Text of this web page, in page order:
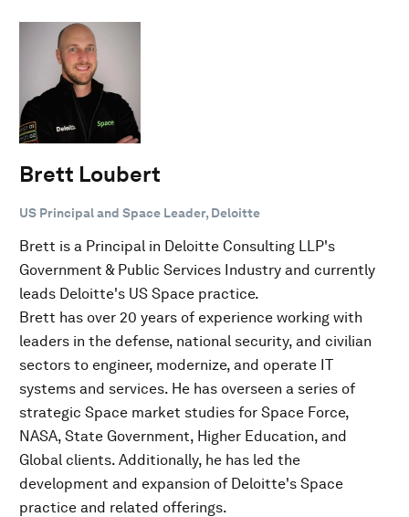
Brett Loubert
US Principal and Space Leader, Deloitte
Brett is a Principal in Deloitte Consulting LLP's
Government & Public Services Industry and currently
leads Deloitte's US Space practice.
Brett has over 20 years of experience working with
leaders in the defense, national security, and civilian
sectors to engineer, modernize, and operate IT
systems and services. He has overseen a series of
strategic Space market studies for Space Force,
NASA, State Government, Higher Education, and
Global clients. Additionally, he has led the
development and expansion of Deloitte's Space
practice and related offerings.